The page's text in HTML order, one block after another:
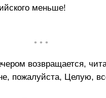
меньше!
• • •
возвращается,
пожалуйста, Целую,